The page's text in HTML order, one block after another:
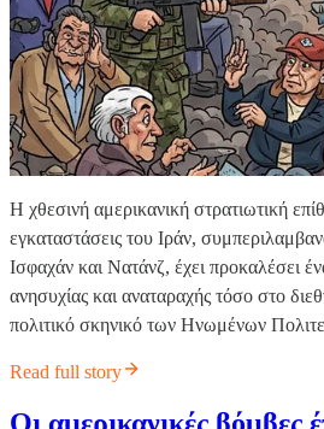
Η χθεσινή αμερικανική στρατιωτική
εγκαταστάσεις του Ιράν,
Ισφαχάν και Νατάνζ, έχει προκαλέσει
ανησυχίας και αναταραχής τόσο στο
πολιτικό σκηνικό των Ηνωμένων
Read full story